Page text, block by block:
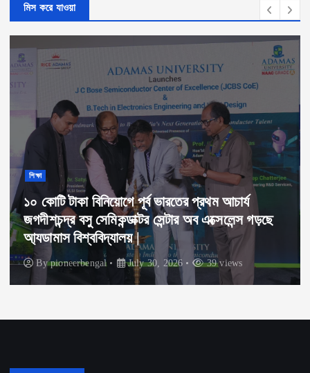
মিস করে যাওয়া
শিক্ষা
১০ কোটি টাকা বিনিয়োগে পূর্ব ভারতের প্রথম আচার্য
জগদীশচন্দ্র বসু সেমিকন্ডাক্টর সেন্টার অব এক্সেলেন্স গড়ছে
আ্যডামাস বিশ্ববিদ্যালয় |
Bypioneerbengal July 30, 2026 39 views